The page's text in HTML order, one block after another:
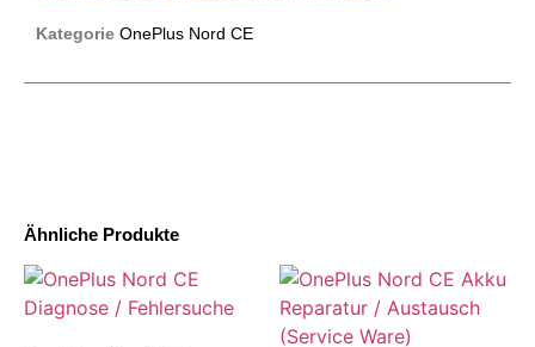
Ähnliche Produkte
Kategorie OnePlus Nord CE